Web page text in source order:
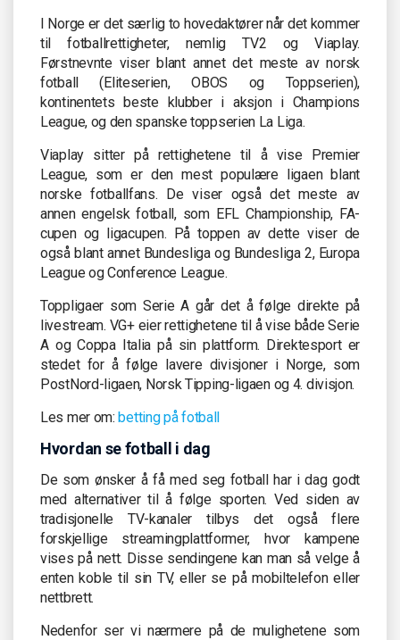
I Norge er det særlig to hovedaktører når det kommer
til fotballrettigheter, nemlig TV2 og Viaplay.
Førstnevnte viser blant annet det meste av norsk
fotball (Eliteserien, OBOS og Toppserien),
kontinentets beste klubber i aksjon i Champions
League, og den spanske toppserien La Liga.
Viaplay sitter på rettighetene til å vise Premier
League, som er den mest populære ligaen blant
norske fotballfans. De viser også det meste av
annen engelsk fotball, som EFL Championship, FA-
cupen og ligacupen. På toppen av dette viser de
også blant annet Bundesliga og Bundesliga 2, Europa
League og Conference League.
Toppligaer som Serie A går det å følge direkte på
livestream. VG+ eier rettighetene til å vise både Serie
A og Coppa Italia på sin plattform. Direktesport er
stedet for å følge lavere divisjoner i Norge, som
PostNord-ligaen, Norsk Tipping-ligaen og 4. divisjon.
Les mer om:betting på fotball
Hvordan se fotball i dag
De som ønsker å få med seg fotball har i dag godt
med alternativer til å følge sporten. Ved siden av
tradisjonelle TV-kanaler tilbys det også flere
forskjellige streamingplattformer, hvor kampene
vises på nett. Disse sendingene kan man så velge å
enten koble til sin TV, eller se på mobiltelefon eller
nettbrett.
Nedenfor ser vi nærmere på de mulighetene som